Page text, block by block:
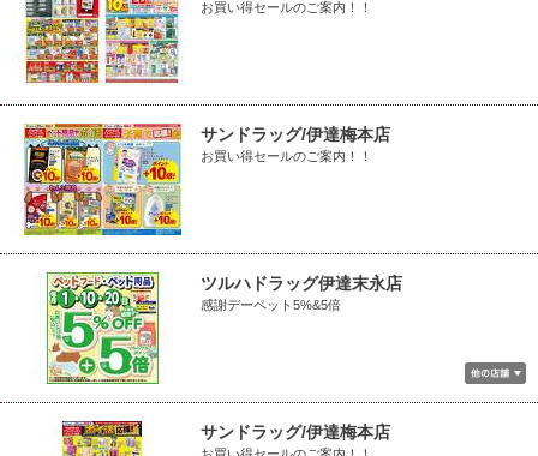
お買い得セールのご案内！！
サンドラッグ/伊達梅本店
お買い得セールのご案内！！
ツルハドラッグ伊達末永店
感謝デーペット5%&5倍
サンドラッグ/伊達梅本店